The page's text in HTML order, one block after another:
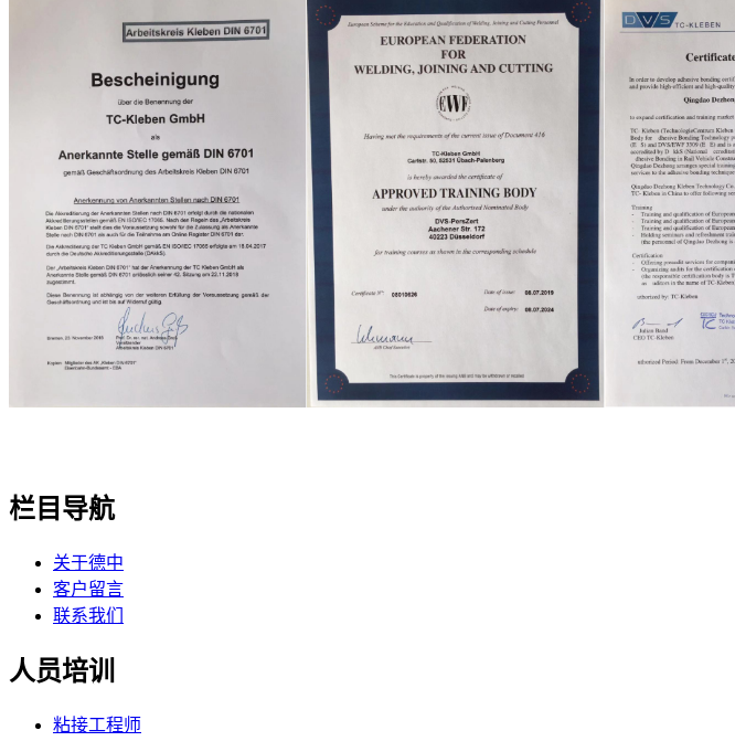
栏目导航
关于德中
客户留言
联系我们
人员培训
粘接工程师